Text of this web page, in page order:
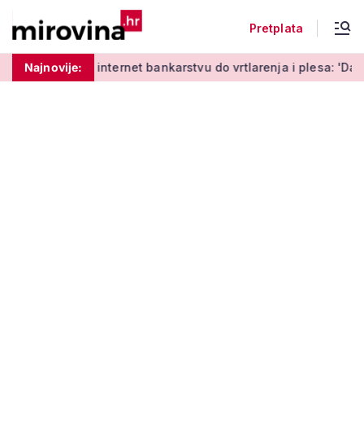
Pretplata
Najnovije:
učenja o internet bankarstvu do vrtlarenja i plesa: 'Da